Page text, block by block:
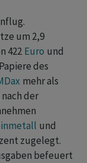
um 2,9
422 Euro und
des
mehr als
der
und
zugelegt.
befeuert